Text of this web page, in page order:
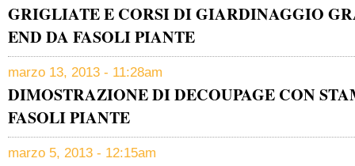
GRIGLIATE E CORSI DI GIARDINAGGIO
END DA FASOLI PIANTE
marzo 13, 2013 - 11:28am
DIMOSTRAZIONE DI DECOUPAGE CON
FASOLI PIANTE
marzo 5, 2013 - 12:15am